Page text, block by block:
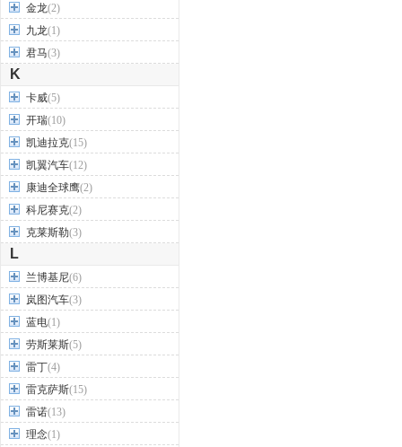
金龙(2)
九龙(1)
君马(3)
K
卡威(5)
开瑞(10)
凯迪拉克(15)
凯翼汽车(12)
康迪全球鹰(2)
科尼赛克(2)
克莱斯勒(3)
L
兰博基尼(6)
岚图汽车(3)
蓝电(1)
劳斯莱斯(5)
雷丁(4)
雷克萨斯(15)
雷诺(13)
理念(1)